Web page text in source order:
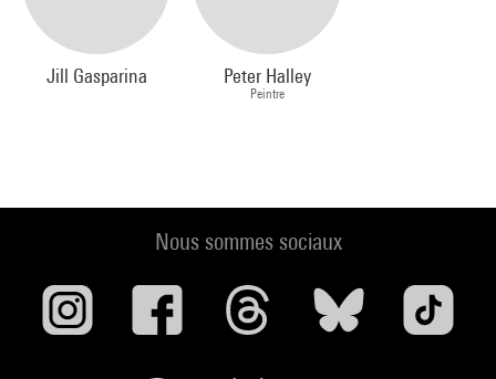
Jill Gasparina Peter Halley
Peintre
Nous sommes sociaux